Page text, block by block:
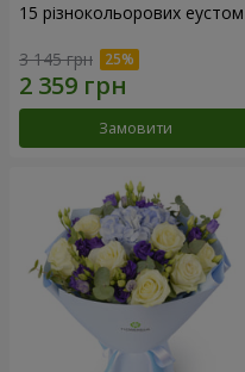
15 різнокольорових еустом
3 145 грн
Замовити